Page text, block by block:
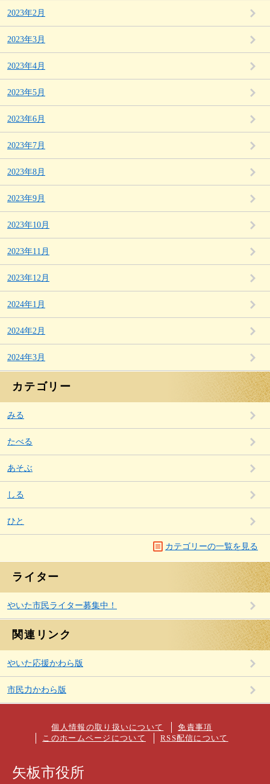
2023年2月
2023年3月
2023年4月
2023年5月
2023年6月
2023年7月
2023年8月
2023年9月
2023年10月
2023年11月
2023年12月
2024年1月
2024年2月
2024年3月
カテゴリー
みる
たべる
あそぶ
しる
ひと
カテゴリーの一覧を見る
ライター
やいた市民ライター募集中！
関連リンク
やいた応援かわら版
市民力かわら版
個人情報の取り扱いについて
免責事項
このホームページについて
RSS配信について
矢板市役所